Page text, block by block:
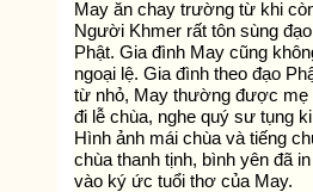
May ăn chay trường từ khi
Người Khmer rất tôn sùng đạo
Phật. Gia đình May cũng
ngoại lệ. Gia đình theo đạo
từ nhỏ, May thường được mẹ
đi lễ chùa, nghe quý sư tụng
Hình ảnh mái chùa và tiếng
chùa thanh tịnh, bình yên đã
vào ký ức tuổi thơ của May.